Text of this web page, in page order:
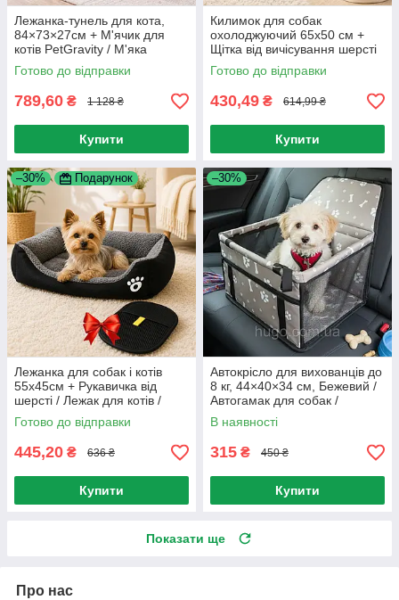
Лежанка-тунель для кота,
84×73×27см + М'ячик для
котів PetGravity / М'яка
лежанка / Лабіринт для кота /
Ігровий тунель для котів
Готово до відправки
789,60 ₴ 1 128 ₴
Купити
Килимок для собак
охолоджуючий 65х50 см +
Щітка від вичісування шерсті
LY-364 / Охолоджувальна
підстилка для кота
Готово до відправки
430,49 ₴ 614,99 ₴
Купити
–30% Подарунок
Лежанка для собак і котів
55х45см + Рукавичка від
шерсті / Лежак для котів /
М'яка лежанка для собак та
котів
Готово до відправки
445,20 ₴ 636 ₴
Купити
–30%
Автокрісло для вихованців до
8 кг, 44×40×34 см, Бежевий /
Автогамак для собак /
Автосидіння для
перевезення тварин / Сумка
В наявності
315 ₴ 450 ₴
Купити
Показати ще
Про нас